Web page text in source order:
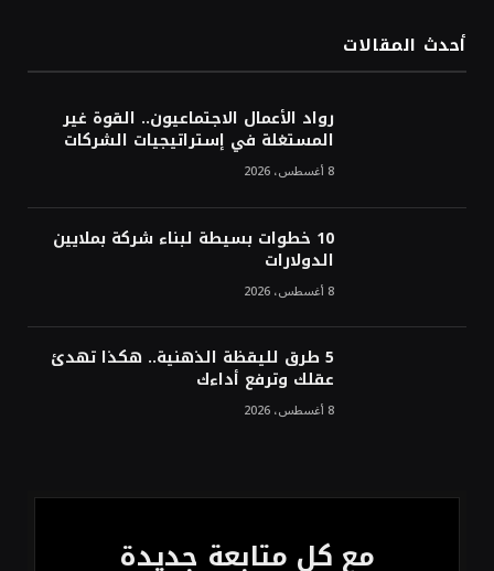
ترقب تطورات الوساطة بشأن الحرب
أحدث المقالات
رواد الأعمال الاجتماعيون.. القوة غير
المستغلة في إستراتيجيات الشركات
8 أغسطس، 2026
10 خطوات بسيطة لبناء شركة بملايين
الدولارات
8 أغسطس، 2026
5 طرق لليقظة الذهنية.. هكذا تهدئ
عقلك وترفع أداءك
8 أغسطس، 2026
مع كل متابعة جديدة